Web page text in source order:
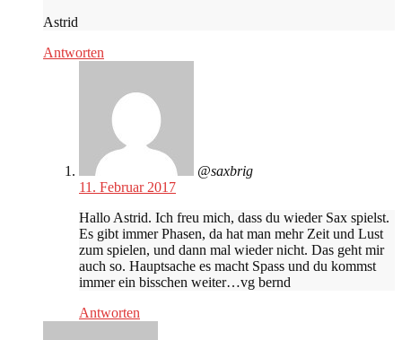
Astrid
Antworten
@saxbrig
11. Februar 2017
Hallo Astrid. Ich freu mich, dass du wieder Sax spielst.
Es gibt immer Phasen, da hat man mehr Zeit und Lust
zum spielen, und dann mal wieder nicht. Das geht mir
auch so. Hauptsache es macht Spass und du kommst
immer ein bisschen weiter…vg bernd
Antworten